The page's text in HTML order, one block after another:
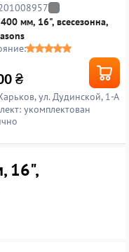
мм, 16", всесезонна,
₴
ул. Дудинской, 1-А
укомплектован
16",